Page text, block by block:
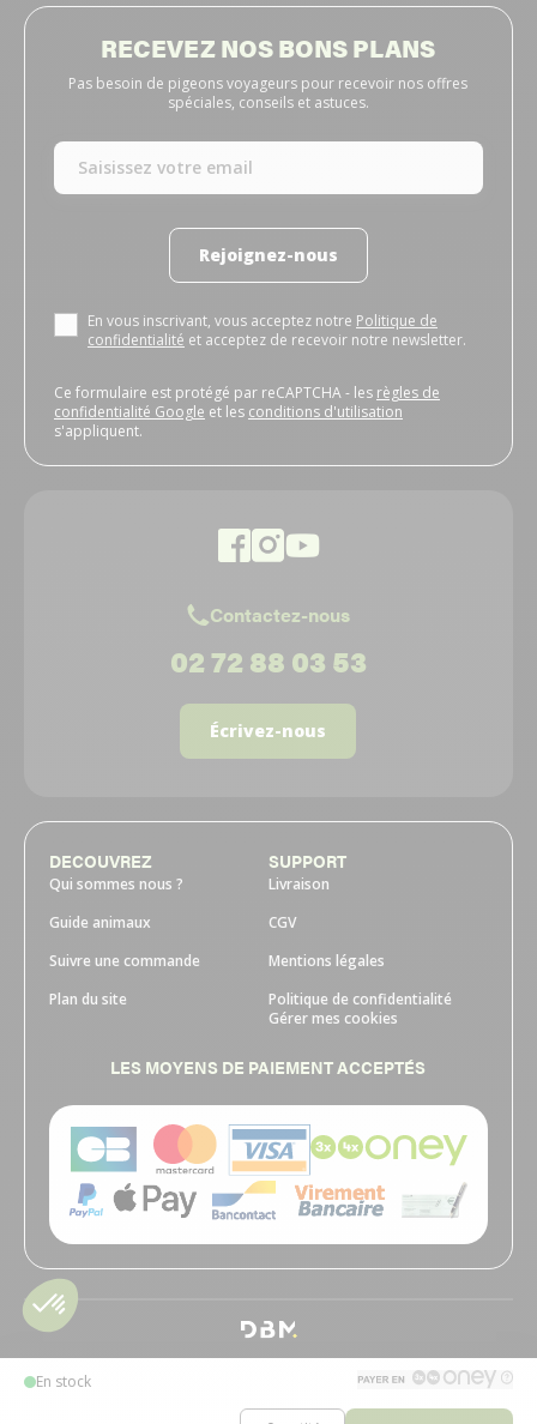
En stock
RECEVEZ NOS BONS PLANS
Pas besoin de pigeons voyageurs pour recevoir nos offres
spéciales, conseils et astuces.
Rejoignez-nous
En vous inscrivant, vous acceptez notre Politique de
confidentialité et acceptez de recevoir notre newsletter.
Ce formulaire est protégé par reCAPTCHA - les règles de
confidentialité Google et les conditions d'utilisation
s'appliquent.
Contactez-nous
02 72 88 03 53
Écrivez-nous
DECOUVREZ
Qui sommes nous ?
Guide animaux
Suivre une commande
Plan du site
SUPPORT
Livraison
CGV
Mentions légales
Politique de confidentialité
Gérer mes cookies
LES MOYENS DE PAIEMENT ACCEPTÉS